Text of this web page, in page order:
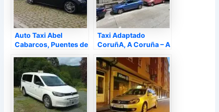
Auto Taxi Abel
Cabarcos, Puentes de
Coruña
Taxi Adaptado
CoruñA, A Coruña – A